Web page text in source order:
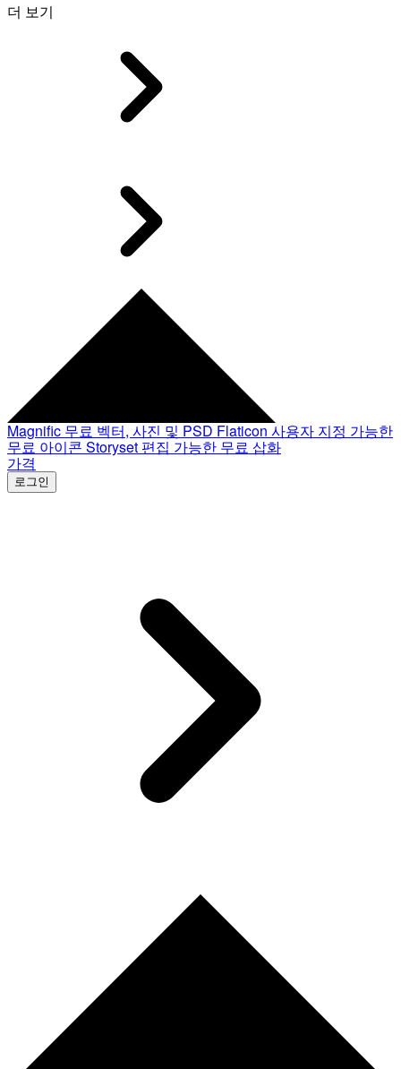
더 보기
Magnific 무료 벡터, 사진 및 PSD Flaticon 사용자 지정 가능한
무료 아이콘 Storyset 편집 가능한 무료 삽화
가격
로그인